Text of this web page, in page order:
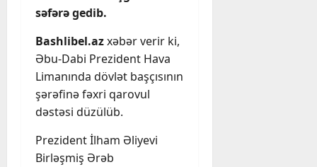
səfərə gedib.
Bashlibel.azxəbər verir ki,
Əbu-Dabi Prezident Hava
Limanında dövlət başçısının
şərəfinə fəxri qarovul
dəstəsi düzülüb.
Prezident İlham Əliyevi
Birləşmiş Ərəb